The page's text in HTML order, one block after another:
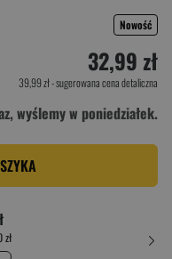
Nowość
32,99 zł
39,99 zł- sugerowana cena detaliczna
wyślemy w poniedziałek.
zł